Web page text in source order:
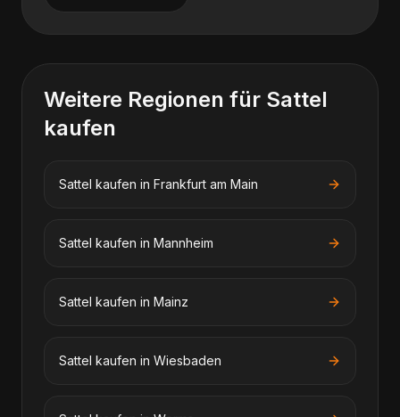
Weitere Regionen für Sattel
kaufen
Sattel kaufen in Frankfurt am Main
Sattel kaufen in Mannheim
Sattel kaufen in Mainz
Sattel kaufen in Wiesbaden